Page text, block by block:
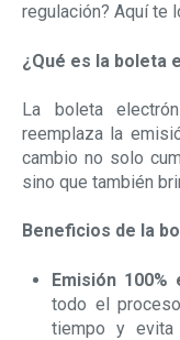
regulación? Aquí te
¿Qué es la boleta
La boleta
reemplaza la
cambio no solo
sino que también
Beneficios de la
Emisión 100%
todo el
tiempo y evita